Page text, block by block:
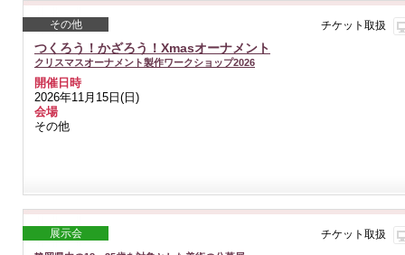
その他 チケット取扱
つくろう！かざろう！Xmasオーナメント
クリスマスオーナメント製作ワークショップ2026
開催日時
2026年11月15日(日)
会場
その他
展示会 チケット取扱